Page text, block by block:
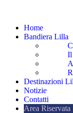
Home
Bandiera Lilla
Il
Destinazioni
Notizie
Contatti
Area Riservata